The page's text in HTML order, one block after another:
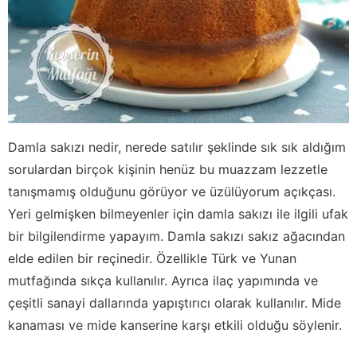
Damla sakızı nedir, nerede satılır şeklinde sık sık aldığım
sorulardan birçok kişinin henüz bu muazzam lezzetle
tanışmamış olduğunu görüyor ve üzülüyorum açıkçası.
Yeri gelmişken bilmeyenler için damla sakızı ile ilgili ufak
bir bilgilendirme yapayım. Damla sakızı sakız ağacından
elde edilen bir reçinedir. Özellikle Türk ve Yunan
mutfağında sıkça kullanılır. Ayrıca ilaç yapımında ve
çeşitli sanayi dallarında yapıştırıcı olarak kullanılır. Mide
kanaması ve mide kanserine karşı etkili olduğu söylenir.